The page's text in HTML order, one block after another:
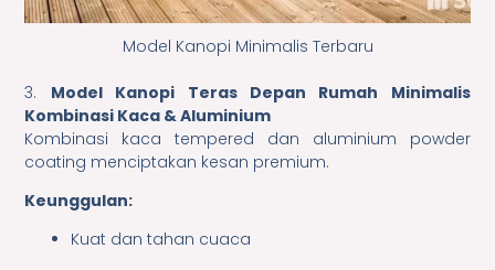
Model Kanopi Minimalis Terbaru
3. Model Kanopi Teras Depan Rumah Minimalis
Kombinasi Kaca & Aluminium
Kombinasi kaca tempered dan aluminium powder
coating menciptakan kesan premium.
Keunggulan:
Kuat dan tahan cuaca